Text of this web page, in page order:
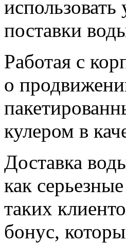
поставки
Работая с
о
кулером в
Доставка
как
таких
бонус,